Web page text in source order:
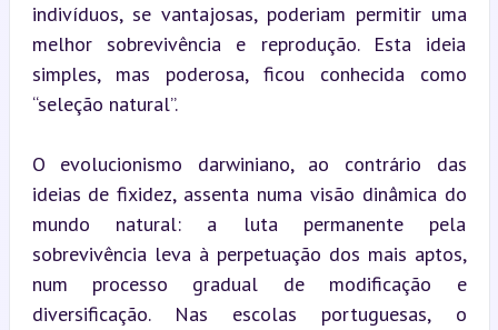
indivíduos, se vantajosas, poderiam permitir uma
melhor sobrevivência e reprodução. Esta ideia
simples, mas poderosa, ficou conhecida como
“seleção natural”.
O evolucionismo darwiniano, ao contrário das
ideias de fixidez, assenta numa visão dinâmica do
mundo natural: a luta permanente pela
sobrevivência leva à perpetuação dos mais aptos,
num processo gradual de modificação e
diversificação. Nas escolas portuguesas, o